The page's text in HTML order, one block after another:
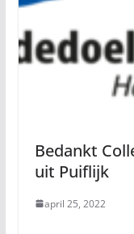
Bedankt
uit Puiflijk
april 25, 2022